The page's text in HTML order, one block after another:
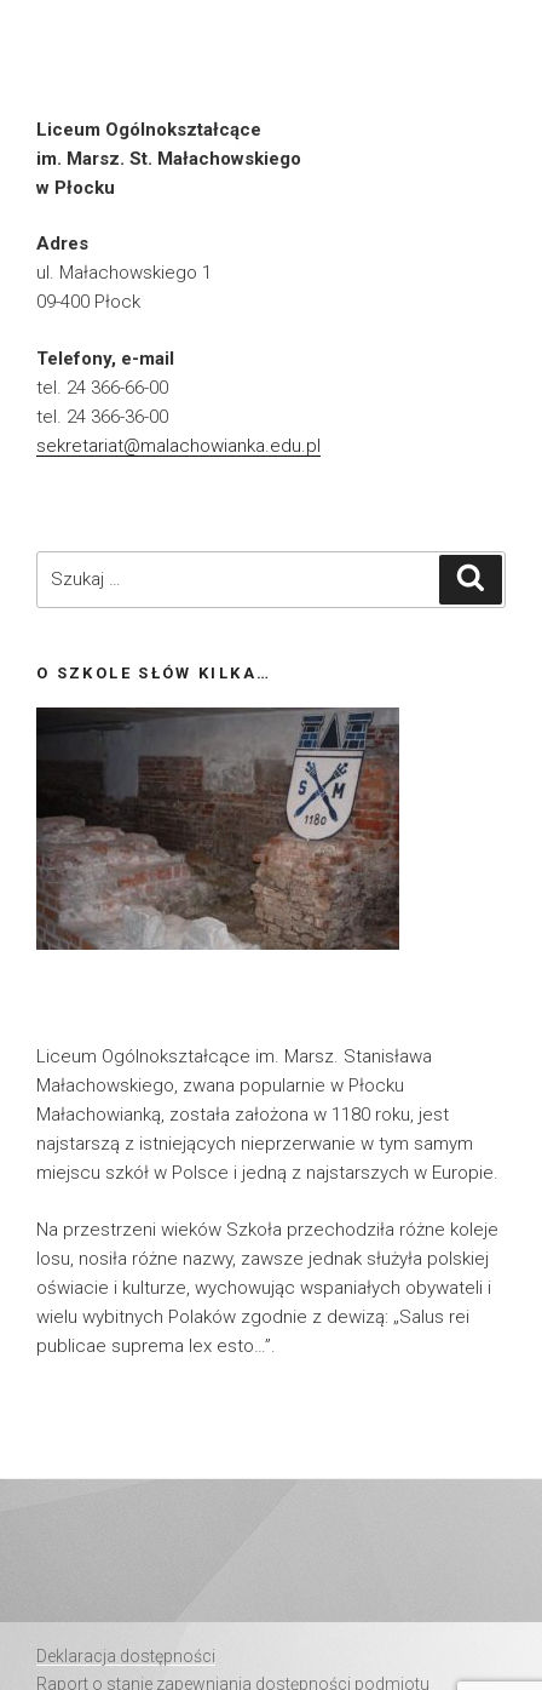
Liceum Ogólnokształcące
im. Marsz. St. Małachowskiego
w Płocku
Adres
ul. Małachowskiego 1
09-400 Płock
Telefony, e-mail
tel. 24 366-66-00
tel. 24 366-36-00
sekretariat@malachowianka.edu.pl
O SZKOLE SŁÓW KILKA…
Liceum Ogólnokształcące im. Marsz. Stanisława
Małachowskiego, zwana popularnie w Płocku
Małachowianką, została założona w 1180 roku, jest
najstarszą z istniejących nieprzerwanie w tym samym
miejscu szkół w Polsce i jedną z najstarszych w Europie.
Na przestrzeni wieków Szkoła przechodziła różne koleje
losu, nosiła różne nazwy, zawsze jednak służyła polskiej
oświacie i kulturze, wychowując wspaniałych obywateli i
wielu wybitnych Polaków zgodnie z dewizą: „Salus rei
publicae suprema lex esto…”.
Deklaracja dostępności
Raport o stanie zapewniania dostępności podmiotu